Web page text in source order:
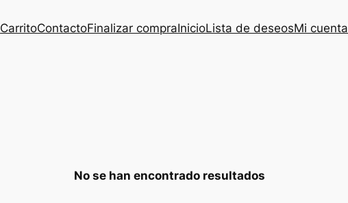
CarritoContactoFinalizar compraInicioLista de deseosMi cuenta
No se han encontrado resultados